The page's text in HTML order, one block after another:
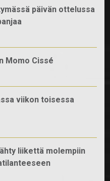
päivän ottelussa
Momo Cissé
viikon toisessa
liikettä molempiin